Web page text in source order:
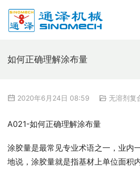
如何正确理解涂布量
2020年6月24日 08:59 无溶剂复
A021-如何正确理解涂布量
涂胶量是最常见专业术语之一，业内
地说，涂胶量就是指基材上单位面积